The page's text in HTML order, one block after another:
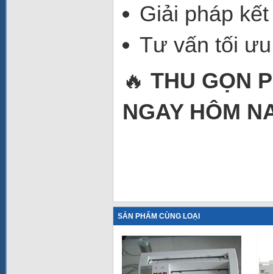
Giải pháp
Tư vấn tối
🔥 THU GỌN
NGAY HÔM
SẢN PHẨM CÙNG LOẠI